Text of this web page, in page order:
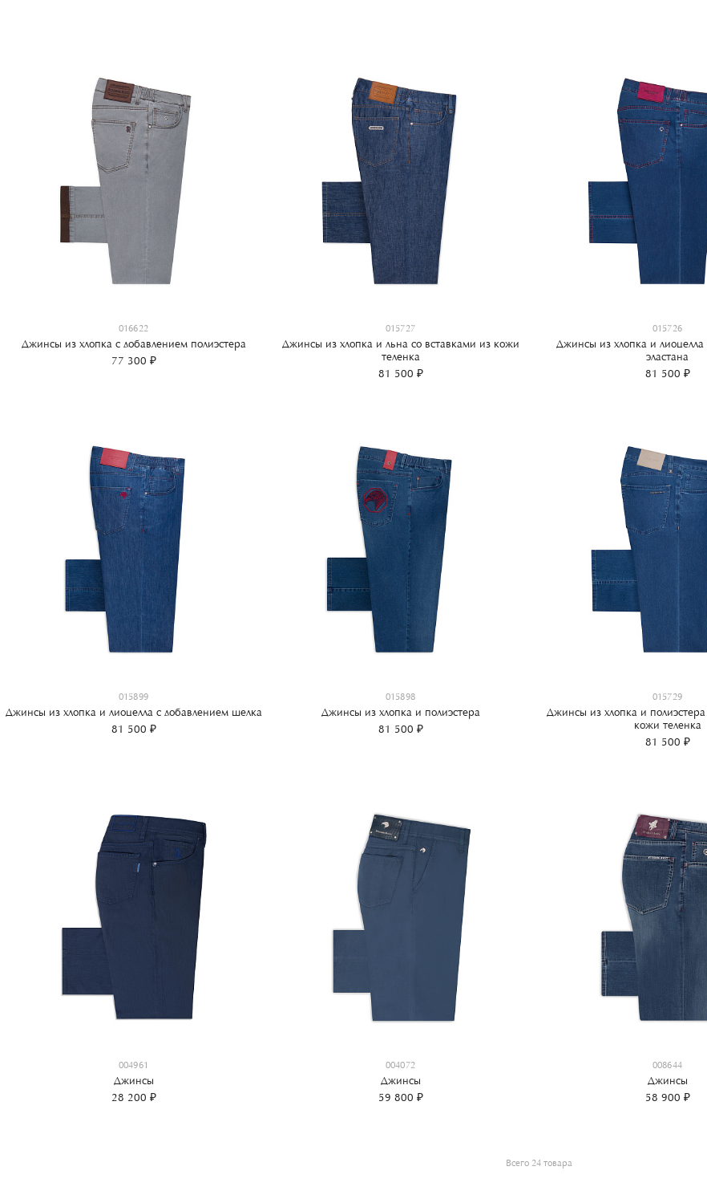
016622
Джинсы из хлопка с добавлением полиэстера
77 300 ₽
015727
Джинсы из хлопка и льна со вставками из кожи
теленка
81 500 ₽
015726
Джинсы из хлопка и лиоцелла
эластана
81 500 ₽
015899
Джинсы из хлопка и лиоцелла с добавлением шелка
81 500 ₽
015898
Джинсы из хлопка и полиэстера
81 500 ₽
015729
Джинсы из хлопка и
кожи теленка
81 500 ₽
004961
Джинсы
28 200 ₽
004072
Джинсы
59 800 ₽
008644
Джинсы
58 900 ₽
Всего 24 товара